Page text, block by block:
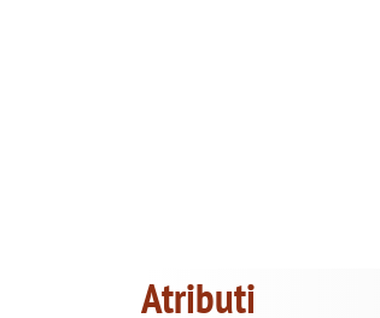
Atributi